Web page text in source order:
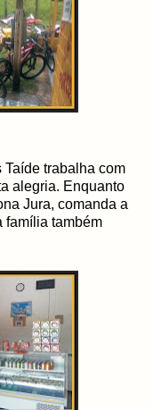
trabalha com
alegria. Enquanto
Jura, comanda a
família também